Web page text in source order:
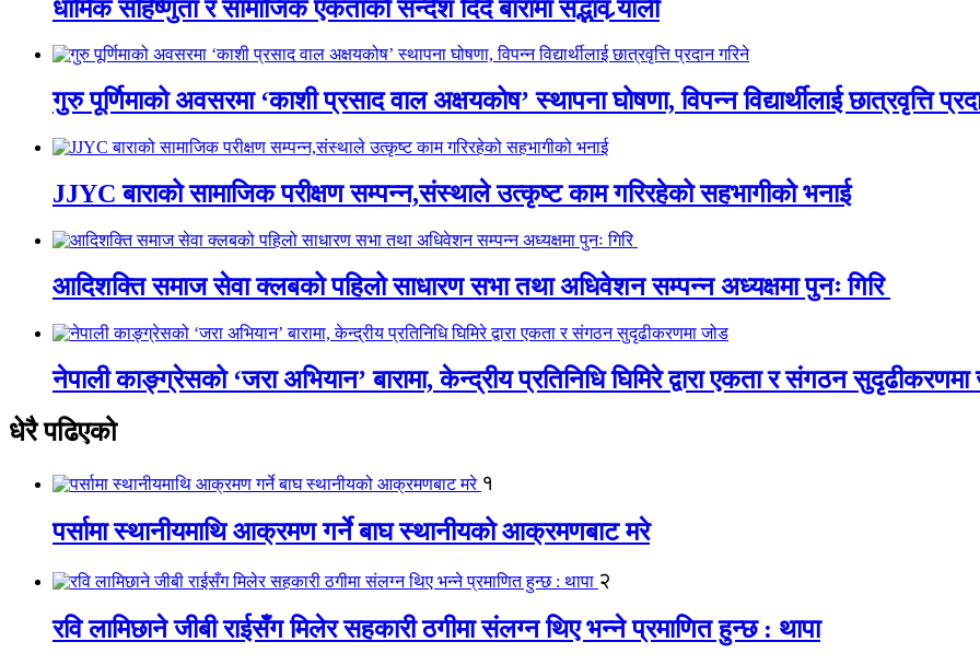
धार्मिक सहिष्णुता र सामाजिक एकताको सन्देश दिँदै बारामा सद्भाव र्‍याली
गुरु पूर्णिमाको अवसरमा ‘काशी प्रसाद वाल अक्षयकोष’ स्थापना घोषणा, विपन्न विद्यार्थीलाई छात्रवृत्ति
JJYC बाराको सामाजिक परीक्षण सम्पन्न,संस्थाले उत्कृष्ट काम गरिरहेको सहभागीको भनाई
आदिशक्ति समाज सेवा क्लबको पहिलो साधारण सभा तथा अधिवेशन सम्पन्न अध्यक्षमा पुनः गिरि
नेपाली काङ्ग्रेसको ‘जरा अभियान’ बारामा, केन्द्रीय प्रतिनिधि घिमिरे द्वारा एकता र संगठन
धेरै पढिएको
१
पर्सामा स्थानीयमाथि आक्रमण गर्ने बाघ स्थानीयको आक्रमणबाट मरे
२
रवि लामिछाने जीबी राईसँग मिलेर सहकारी ठगीमा संलग्न थिए भन्ने प्रमाणित हुन्छ : थापा